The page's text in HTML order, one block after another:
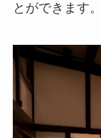
とができます。